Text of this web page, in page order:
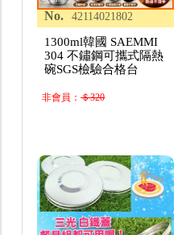
No. 42114021802
1300ml韓國 SAEMMI
304 不鏽鋼可攜式隔熱
碗SGS檢驗合格台
非會員：＄320